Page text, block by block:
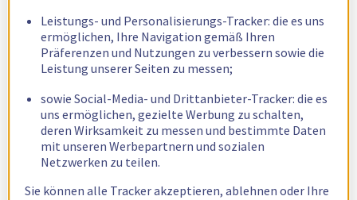
Leistungs- und Personalisierungs-Tracker: die es uns
ermöglichen, Ihre Navigation gemäß Ihren
Präferenzen und Nutzungen zu verbessern sowie die
Leistung unserer Seiten zu messen;
sowie Social-Media- und Drittanbieter-Tracker: die es
uns ermöglichen, gezielte Werbung zu schalten,
deren Wirksamkeit zu messen und bestimmte Daten
mit unseren Werbepartnern und sozialen
Netzwerken zu teilen.
Sie können alle Tracker akzeptieren, ablehnen oder Ihre